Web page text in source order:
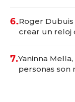
6.Roger Dubuis
crear un reloj
7.Yaninna
personas son